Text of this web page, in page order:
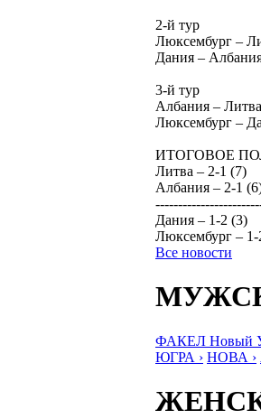
2-й тур
Люксембург –
Дания –
3-й тур
Албания –
Люксембург –
ИТОГОВОЕ
Литва – 2-1 (7)
Албания – 2-1
Дания – 1-2 (3)
Люксембург – 1-
Все новости
ФАКЕЛ Новый
ЮГРА › НОВА ›